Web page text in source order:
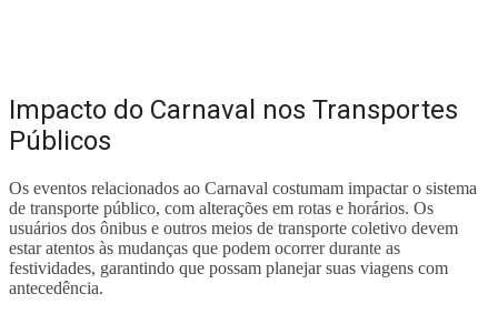
Impacto do Carnaval nos Transportes
Públicos
Os eventos relacionados ao Carnaval costumam impactar o sistema
de transporte público, com alterações em rotas e horários. Os
usuários dos ônibus e outros meios de transporte coletivo devem
estar atentos às mudanças que podem ocorrer durante as
festividades, garantindo que possam planejar suas viagens com
antecedência.